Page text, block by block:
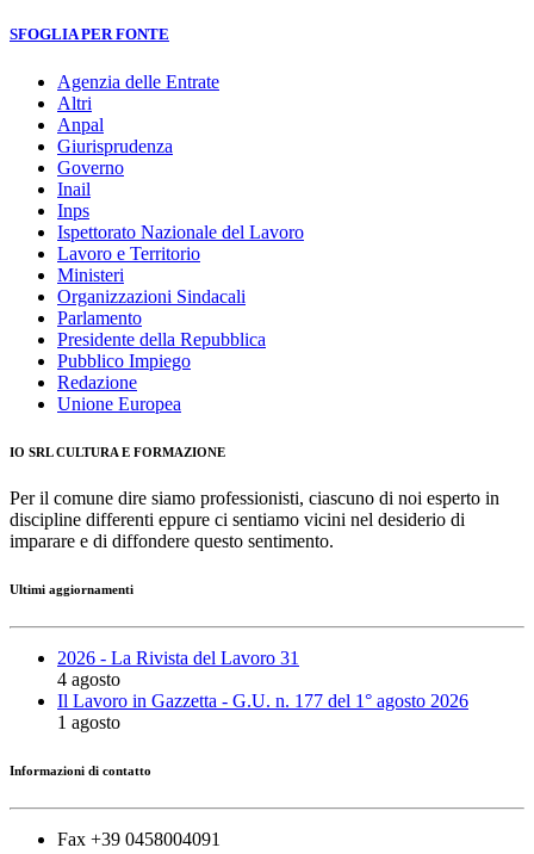
SFOGLIA PER FONTE
Agenzia delle Entrate
Altri
Anpal
Giurisprudenza
Governo
Inail
Inps
Ispettorato Nazionale del Lavoro
Lavoro e Territorio
Ministeri
Organizzazioni Sindacali
Parlamento
Presidente della Repubblica
Pubblico Impiego
Redazione
Unione Europea
IO SRL CULTURA E FORMAZIONE
Per il comune dire siamo professionisti, ciascuno di noi esperto in
discipline differenti eppure ci sentiamo vicini nel desiderio di
imparare e di diffondere questo sentimento.
Ultimi aggiornamenti
2026 - La Rivista del Lavoro 31
4 agosto
Il Lavoro in Gazzetta - G.U. n. 177 del 1° agosto 2026
1 agosto
Informazioni di contatto
Fax +39 0458004091